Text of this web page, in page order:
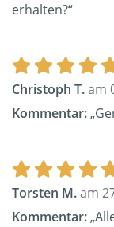
erhalten?“
Christoph T.am
Kommentar:
Torsten M.am
Kommentar: